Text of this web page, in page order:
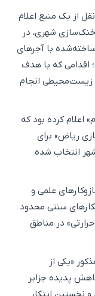
از یک منبع اعلام
خنک‌سازی شهری، در
با آجرهای
است؛ اقدامی که با هدف
زیست‌محیطی انجام
اعلام کرده بود که
ریاض» برای
انتخاب شده
علمی و
سنتی محدود
در مناطق
«یکی از
پدیده جزایر